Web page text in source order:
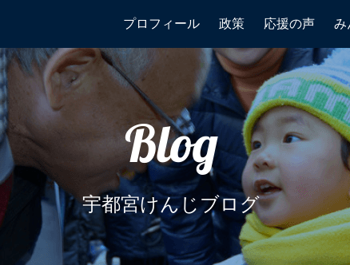
プロフィール 政策 応援の声 み
Blog
宇都宮けんじブログ